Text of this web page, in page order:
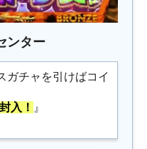
ンター
ガチャを引けばコイ
入！ 』